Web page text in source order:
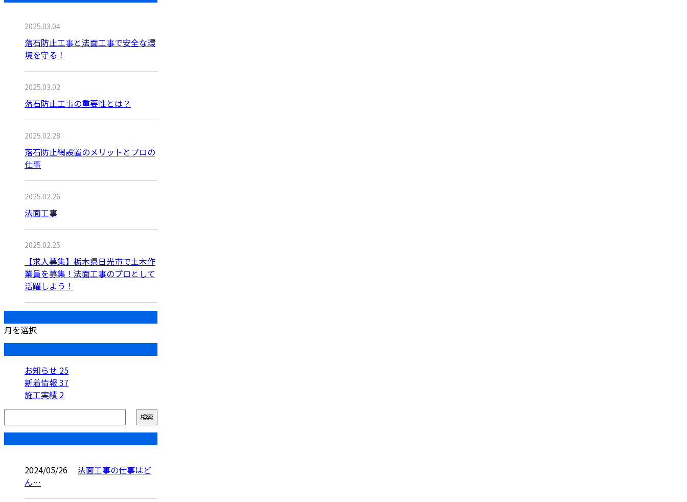
2025.03.04
落石防止工事と法面工事で安全な環
境を守る！
2025.03.02
落石防止工事の重要性とは？
2025.02.28
落石防止網設置のメリットとプロの
仕事
2025.02.26
法面工事
2025.02.25
【求人募集】栃木県日光市で土木作
業員を募集！法面工事のプロとして
活躍しよう！
月を選択
お知らせ 25
新着情報 37
施工実績 2
2024/05/26
法面工事の仕事はど
ん…